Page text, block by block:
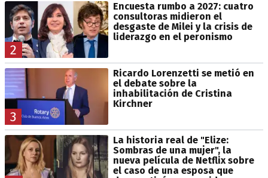
2
Encuesta rumbo a 2027: cuatro
consultoras midieron el
desgaste de Milei y la crisis de
liderazgo en el peronismo
3
Ricardo Lorenzetti se metió en
el debate sobre la
inhabilitación de Cristina
Kirchner
La historia real de "Elize:
Sombras de una mujer", la
nueva película de Netflix sobre
el caso de una esposa que